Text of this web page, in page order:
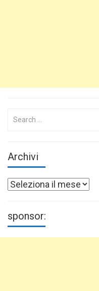
Search
Archivi
Archivi
sponsor: